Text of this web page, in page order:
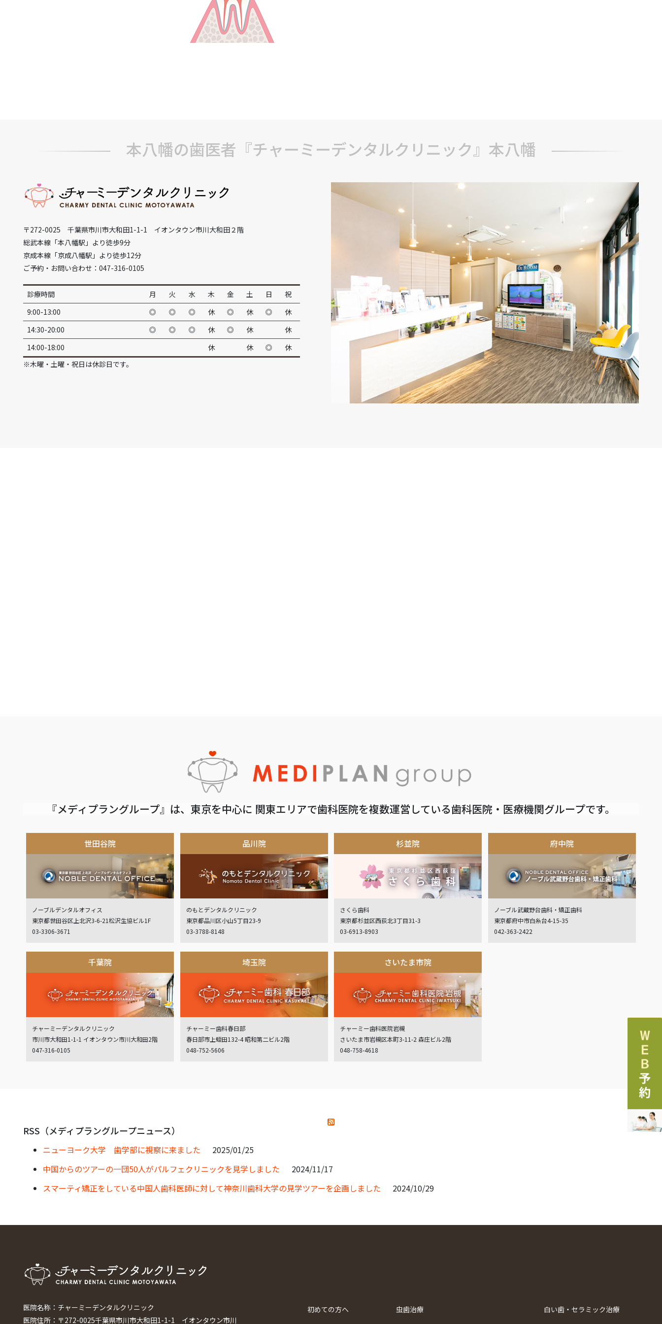
本八幡の歯医者『チャーミーデンタルクリニック』本八幡
〒272-0025 千葉県市川市大和田1-1-1 イオンタウン市川大和田２階
総武本線「本八幡駅」より徒歩9分
京成本線「京成八幡駅」より徒歩12分
ご予約・お問い合わせ：047-316-0105
診療時間 月 火 水 木 金 土 日
祝
9:00-13:00
◎ ◎ ◎ 休 ◎ 休 ◎
休
14:30-20:00
◎ ◎ ◎ 休 ◎ 休
休
14:00-18:00
休 休 ◎
休
※木曜・土曜・祝日は休診日です。
『メディプラングループ』は、東京を中心に 関東エリアで歯科医院を複数運営している歯科医院・医療機関グループです。
世田谷院
ノーブルデンタルオフィス
東京都世田谷区上北沢3-6-21松沢生協ビル1F
03-3306-3671
品川院
のもとデンタルクリニック
東京都品川区小山5丁目23-9
03-3788-8148
杉並院
さくら歯科
東京都杉並区西荻北3丁目31-3
03-6913-8903
府中院
ノーブル武蔵野台歯科・矯正歯科
東京都府中市白糸台4-15-35
042-363-2422
千葉院
チャーミーデンタルクリニック
市川市大和田1-1-1 イオンタウン市川大和田2階
047-316-0105
埼玉院
チャーミー歯科春日部
春日部市上蛭田132-4 昭和第二ビル2階
048-752-5606
さいたま市院
チャーミー歯科医院岩槻
さいたま市岩槻区本町3-11-2 森庄ビル2階
048-758-4618
RSS（メディプラングループニュース）
ニューヨーク大学 歯学部に視察に来ました
2025/01/25
中国からのツアーの一団50人がパルフェクリニックを見学しました
2024/11/17
スマーティ矯正をしている中国人歯科医師に対して神奈川歯科大学の見学ツアーを企画しました
2024/10/29
医院名称：チャーミーデンタルクリニック
医院住所：〒272-0025千葉県市川市大和田1-1-1 イオンタウン市川
初めての方へ
虫歯治療
白い歯・セラミック治療